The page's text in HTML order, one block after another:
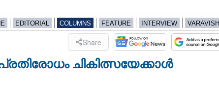
EDITORIAL COLUMNS FEATURE INTERVIEW
Share
ചികിത്സയേക്കാൾ